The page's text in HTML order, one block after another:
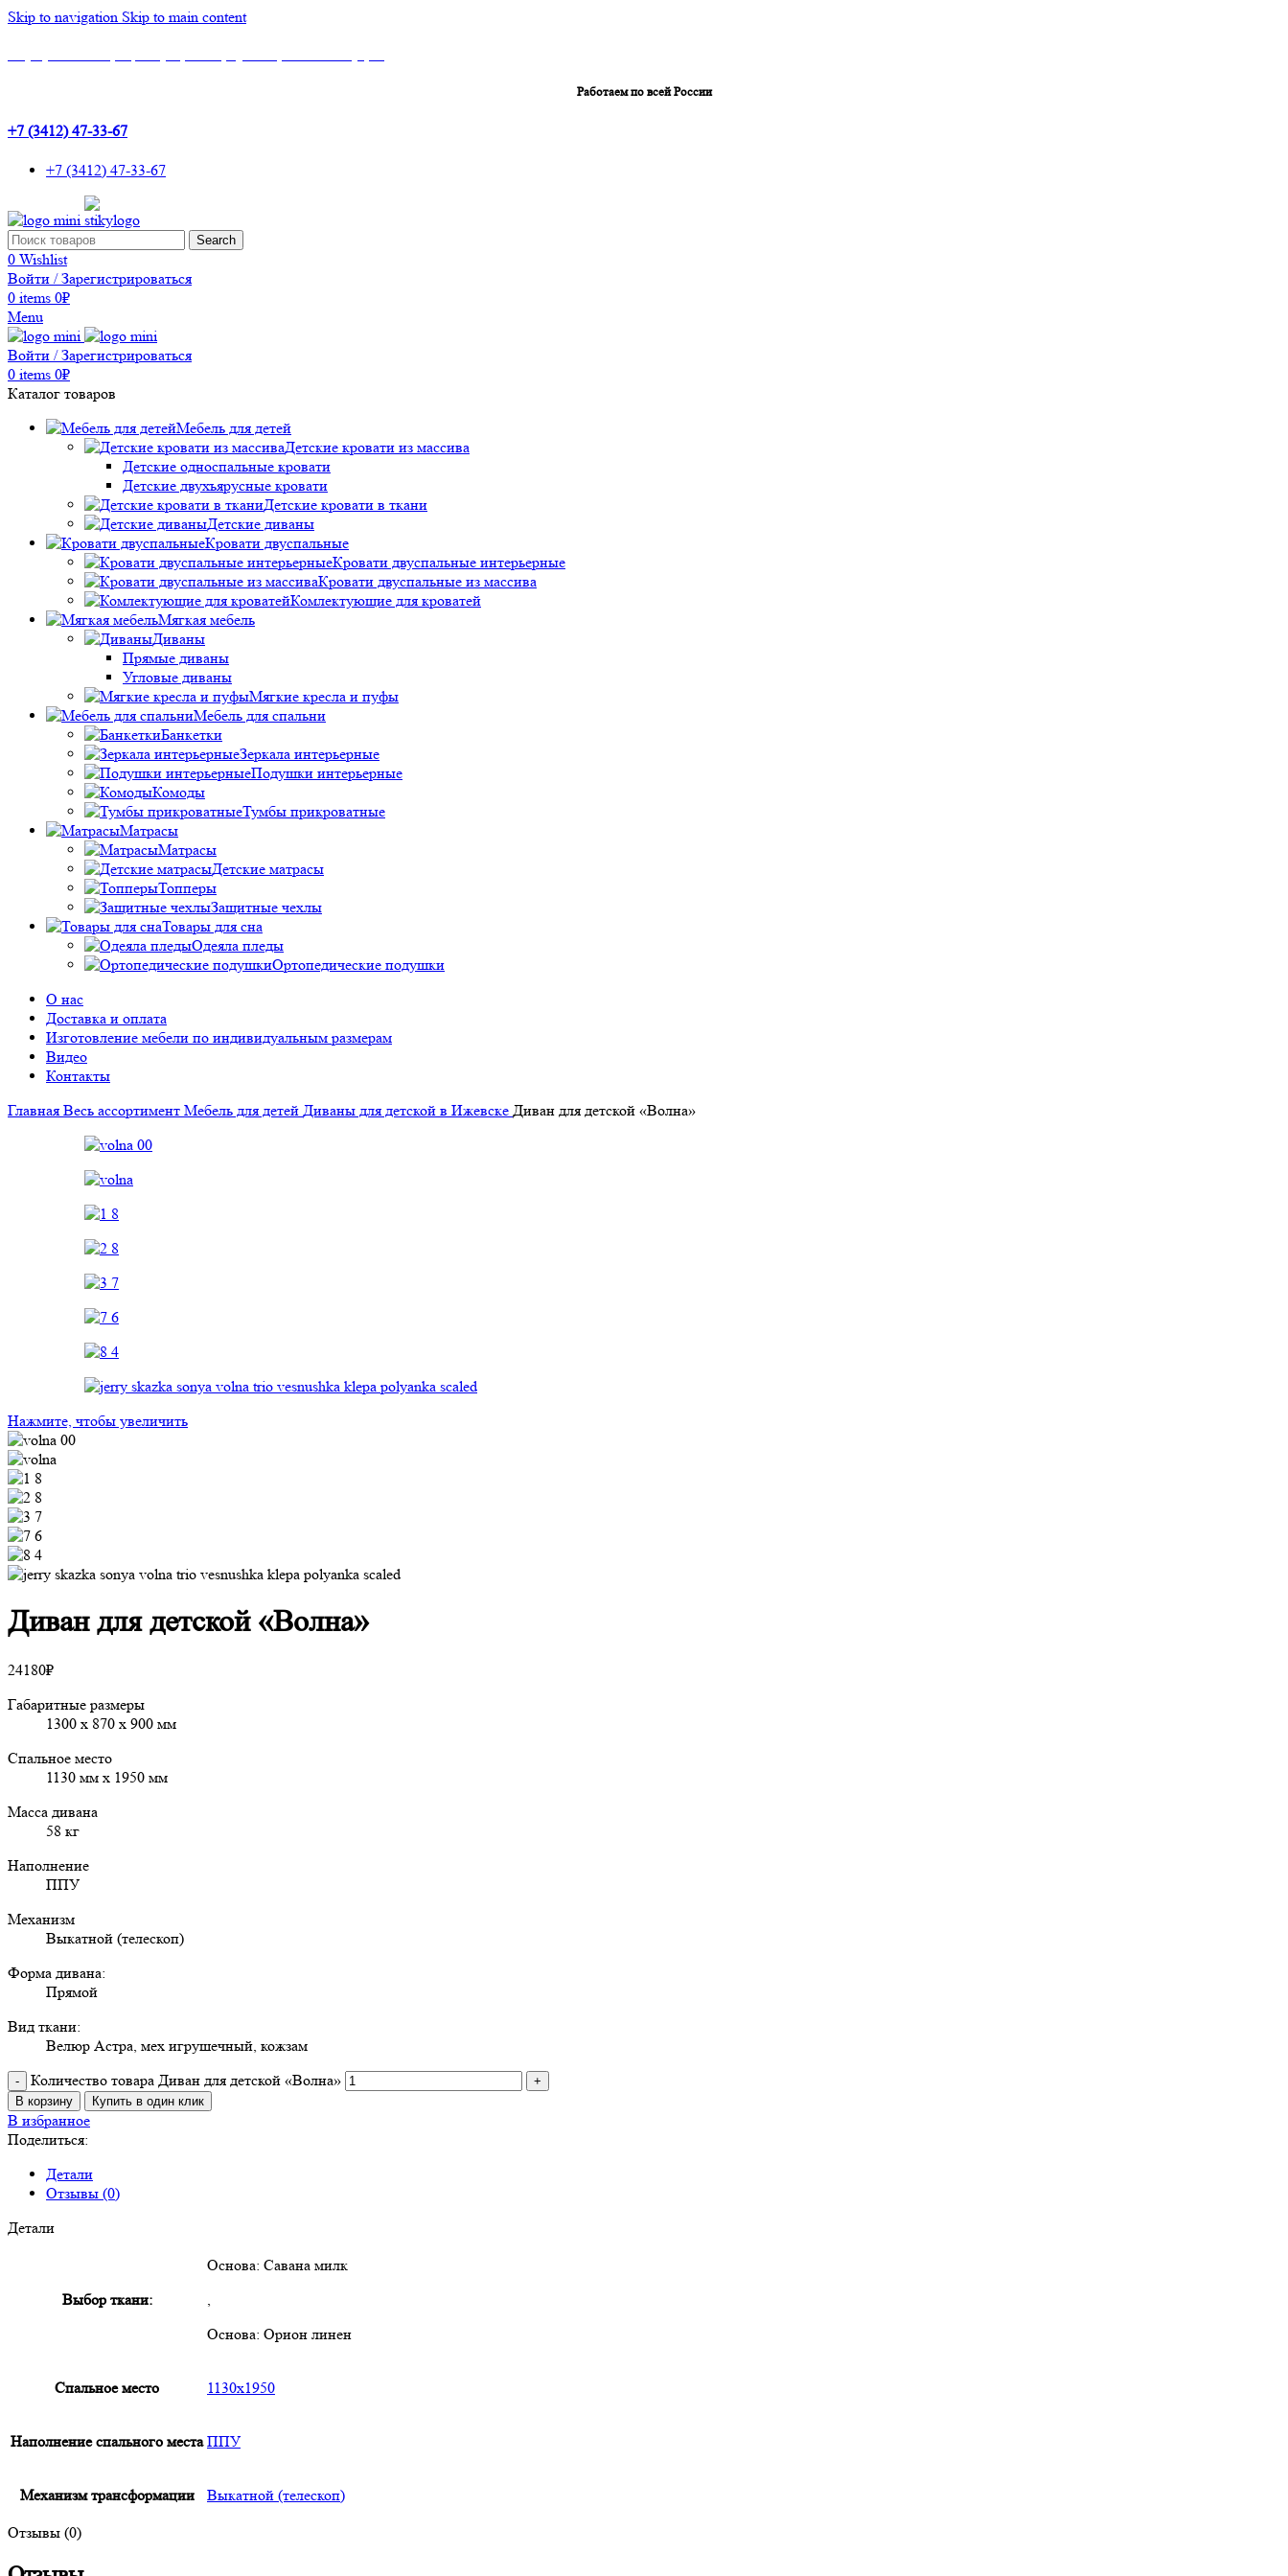
Skip to navigation Skip to main content
Работаем по всей России
+7 (3412) 47-33-67
+7 (3412) 47-33-67
Search
0 Wishlist
Войти / Зарегистрироваться
0 items 0₽
Menu
Войти / Зарегистрироваться
0 items 0₽
Каталог товаров
Мебель для детей
Детские кровати из массива
Детские односпальные кровати
Детские двухъярусные кровати
Детские кровати в ткани
Детские диваны
Кровати двуспальные
Кровати двуспальные интерьерные
Кровати двуспальные из массива
Комлектующие для кроватей
Мягкая мебель
Диваны
Прямые диваны
Угловые диваны
Мягкие кресла и пуфы
Мебель для спальни
Банкетки
Зеркала интерьерные
Подушки интерьерные
Комоды
Тумбы прикроватные
Матрасы
Матрасы
Детские матрасы
Топперы
Защитные чехлы
Товары для сна
Одеяла пледы
Ортопедические подушки
О нас
Доставка и оплата
Изготовление мебели по индивидуальным размерам
Видео
Контакты
Главная Весь ассортимент Мебель для детей Диваны для детской в Ижевске Диван для детской «Волна»
Нажмите, чтобы увеличить
Диван для детской «Волна»
24180₽
Габаритные размеры
1300 х 870 х 900 мм
Спальное место
1130 мм х 1950 мм
Масса дивана
58 кг
Наполнение
ППУ
Механизм
Выкатной (телескоп)
Форма дивана:
Прямой
Вид ткани:
Велюр Астра, мех игрушечный, кожзам
Количество товара Диван для детской «Волна»
В корзину Купить в один клик
В избранное
Поделиться:
Детали
Отзывы (0)
Детали
Выбор ткани:
Основа: Савана милк
Основа: Орион линен
Спальное место 1130х1950
Наполнение спального места ППУ
Механизм трансформации Выкатной (телескоп)
Отзывы (0)